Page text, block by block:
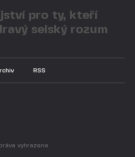
pro ty, kteří
selský rozum
RSS
vyhrazena.